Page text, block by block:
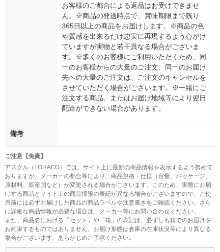
お客様のご都合による返品はお受けできませ
ん。※商品の発送時点で、賞味期限まで残り
365日以上の商品をお届けします。※商品の色
や質感を出来るだけ忠実に再現するよう心がけ
ていますが実物と若干異なる場合がございま
す。※多くのお客様にご利用いただくため、同
一のお客様からの大量のご注文、同一のお届け
先への大量のご注文は、ご注文のキャンセルを
させていただく場合がございます。※一緒にご
注文する商品、またはお届け地域等により翌日
配達ができない場合があります。
備考
ご注意【免責】
アスクル（LOHACO）では、サイト上に最新の商品情報を表示するよう努めて
おりますが、メーカーの都合等により、商品規格・仕様（容量、パッケージ、
原材料、原産国など）が変更される場合がございます。このため、実際にお届
けする商品とサイト上の商品情報の表記が異なる場合がございますので、ご使
用前には必ずお届けした商品の商品ラベルや注意書きをご確認ください。さら
に詳細な商品情報が必要な場合は、メーカー等にお問い合わせください。
また、商品名における「セット」や「箱」の表記は、必ずしも箱でのお届けを
お約束するものではありません。お届け形態は倉庫の在庫状況等により異なる
場合がございます。あらかじめご了承ください。